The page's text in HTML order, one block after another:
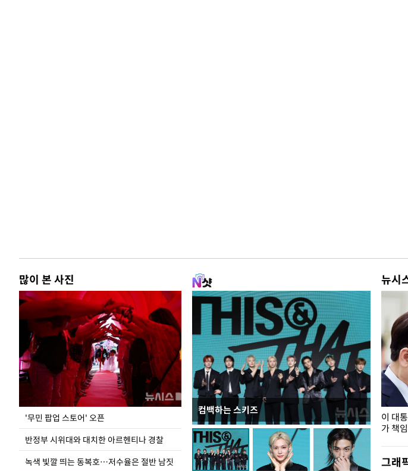
많이 본 사진
'무민 팝업 스토어' 오픈
반정부 시위대와 대치한 아르헨티나 경찰
녹색 빛깔 띄는 동복호…저수율은 절반 남짓
컴백하는 스키즈
뉴시
지석천 뒤덮은 개구리밥
이 대
가 책
그래